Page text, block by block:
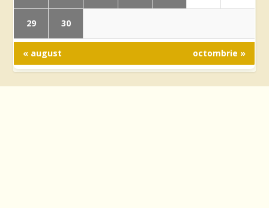
29 30
« august octombrie »